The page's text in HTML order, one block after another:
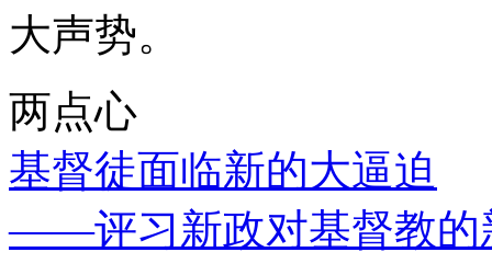
大声势。
两点心
基督徒面临新的大逼迫
——评习新政对基督教的